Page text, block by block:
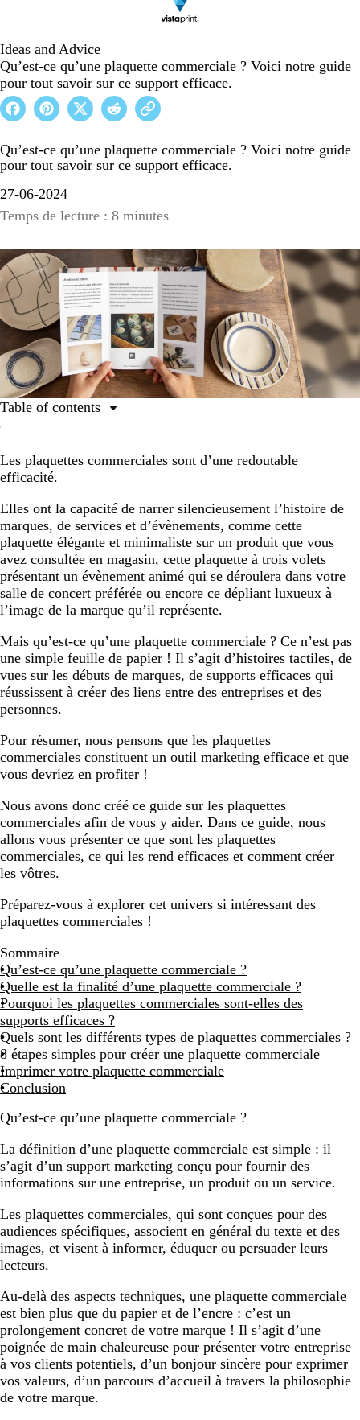
Ideas and Advice
Qu’est-ce qu’une plaquette commerciale ? Voici notre guide
pour tout savoir sur ce support efficace.
Qu’est-ce qu’une plaquette commerciale ? Voici notre guide
pour tout savoir sur ce support efficace.
27-06-2024
Temps de lecture : 8 minutes
Les plaquettes commerciales sont d’une redoutable
efficacité.
Elles ont la capacité de narrer silencieusement l’histoire de
marques, de services et d’évènements, comme cette
plaquette élégante et minimaliste sur un produit que vous
avez consultée en magasin, cette plaquette à trois volets
présentant un évènement animé qui se déroulera dans votre
salle de concert préférée ou encore ce dépliant luxueux à
l’image de la marque qu’il représente.
Mais qu’est-ce qu’une plaquette commerciale ? Ce n’est pas
une simple feuille de papier ! Il s’agit d’histoires tactiles, de
vues sur les débuts de marques, de supports efficaces qui
réussissent à créer des liens entre des entreprises et des
personnes.
Pour résumer, nous pensons que les plaquettes
commerciales constituent un outil marketing efficace et que
vous devriez en profiter !
Nous avons donc créé ce guide sur les plaquettes
commerciales afin de vous y aider. Dans ce guide, nous
allons vous présenter ce que sont les plaquettes
commerciales, ce qui les rend efficaces et comment créer
les vôtres.
Préparez-vous à explorer cet univers si intéressant des
plaquettes commerciales !
Sommaire
Qu’est-ce qu’une plaquette commerciale ?
Quelle est la finalité d’une plaquette commerciale ?
Pourquoi les plaquettes commerciales sont-elles des
supports efficaces ?
Quels sont les différents types de plaquettes commerciales ?
8 étapes simples pour créer une plaquette commerciale
Imprimer votre plaquette commerciale
Conclusion
Qu’est-ce qu’une plaquette commerciale ?
La définition d’une plaquette commerciale est simple : il
s’agit d’un support marketing conçu pour fournir des
informations sur une entreprise, un produit ou un service.
Les plaquettes commerciales, qui sont conçues pour des
audiences spécifiques, associent en général du texte et des
images, et visent à informer, éduquer ou persuader leurs
lecteurs.
Au-delà des aspects techniques, une plaquette commerciale
est bien plus que du papier et de l’encre : c’est un
prolongement concret de votre marque ! Il s’agit d’une
poignée de main chaleureuse pour présenter votre entreprise
à vos clients potentiels, d’un bonjour sincère pour exprimer
vos valeurs, d’un parcours d’accueil à travers la philosophie
de votre marque.
Table of contents
Qu’est-ce qu’une plaquette commerciale ?
Pourquoi les plaquettes commerciales sont-elles des
supports efficaces ?
Quels sont les différents types de plaquettes
commerciales ?
8 étapes simples pour créer une plaquette commerciale
Créer des liens